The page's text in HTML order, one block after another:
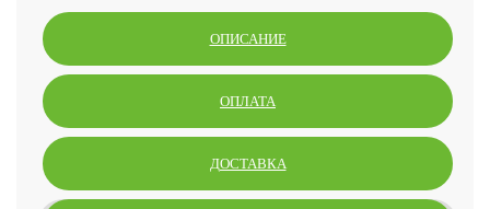
ОПИСАНИЕ
ОПЛАТА
ДОСТАВКА